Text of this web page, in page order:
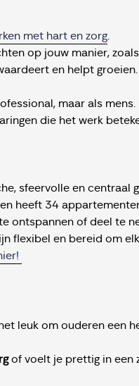
met hart en zorg.
op jouw manier,
en helpt groeien.
maar als
die het werk
sfeervolle en centraal
heeft 34
ontspannen of deel te
flexibel en bereid om
leuk om ouderen een
of voelt je prettig in een